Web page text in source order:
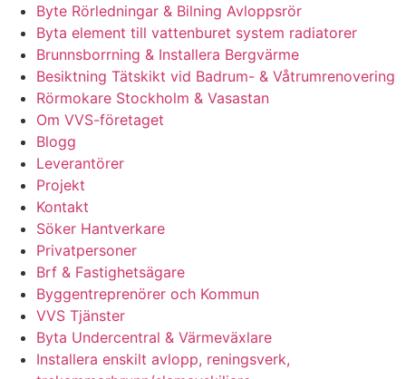
Byte Rörledningar & Bilning Avloppsrör
Byta element till vattenburet system radiatorer
Brunnsborrning & Installera Bergvärme
Besiktning Tätskikt vid Badrum- & Våtrumrenovering
Rörmokare Stockholm & Vasastan
Om VVS-företaget
Blogg
Leverantörer
Projekt
Kontakt
Söker Hantverkare
Privatpersoner
Brf & Fastighetsägare
Byggentreprenörer och Kommun
VVS Tjänster
Byta Undercentral & Värmeväxlare
Installera enskilt avlopp, reningsverk,